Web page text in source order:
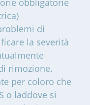
obbligatorie
di
la severità
rimozione.
per coloro che
o laddove si